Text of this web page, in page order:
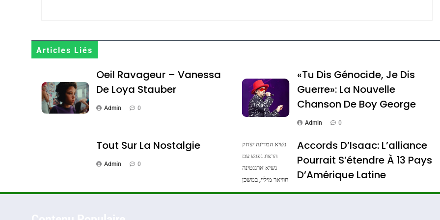
Articles Liés
Oeil Ravageur – Vanessa
De Loya Stauber
Admin 0
«Tu Dis Génocide, Je Dis
Guerre»: La Nouvelle
Chanson De Boy George
Admin 0
Tout Sur La Nostalgie
Admin 0
נשיא המדינה יצחק
הרצוג נפגש עם
נשיא ארגנטינה
חוויאר מיליי, במשכן
הנשיא בירושלים.
Accords D’Isaac: L’alliance
Pourrait S’étendre À 13 Pays
D’Amérique Latine
Admin 0
Terroir
Oeil Ravageur – Vanessa De Loya Stauber